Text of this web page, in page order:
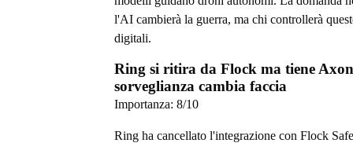
l'AI cambierà la guerra, ma chi controllerà
digitali.
Ring si ritira da Flock ma tiene
sorveglianza cambia faccia
Importanza: 8/10
Ring ha cancellato l'integrazione con Flock